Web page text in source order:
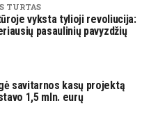
TURTAS
vyksta tylioji revoliucija:
pasaulinių pavyzdžių
savitarnos kasų projektą
1,5 mln. eurų